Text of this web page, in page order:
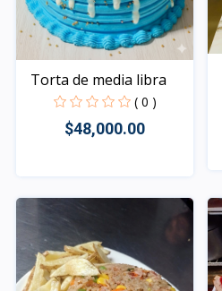
Torta de media libra
( 0 )
$48,000.00
Rápido Vista